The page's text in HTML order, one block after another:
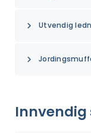
Utvendig